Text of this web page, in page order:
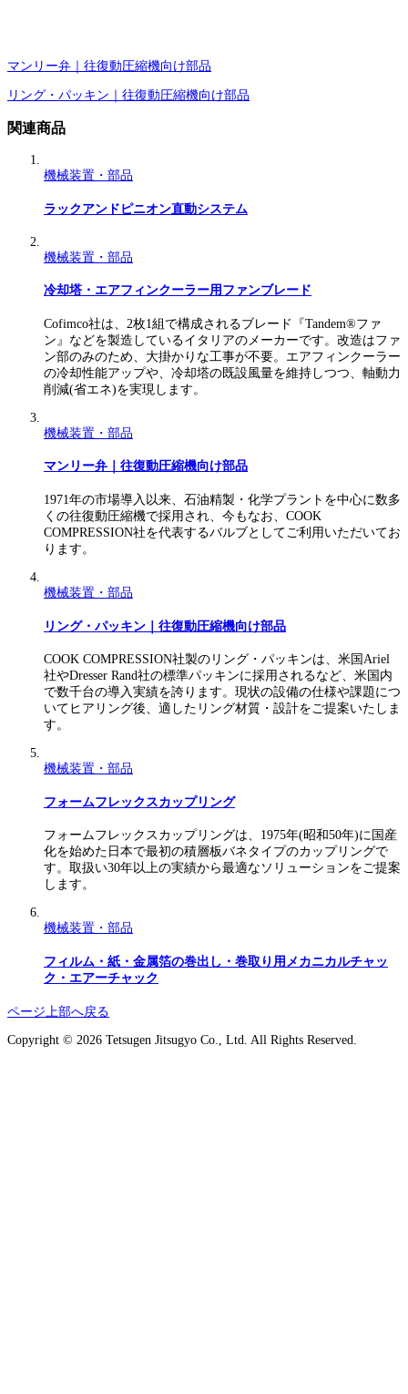
マンリー弁｜往復動圧縮機向け部品
リング・パッキン｜往復動圧縮機向け部品
関連商品
機械装置・部品
ラックアンドピニオン直動システム
機械装置・部品
冷却塔・エアフィンクーラー用ファンブレード
Cofimco社は、2枚1組で構成されるブレード『Tandem®ファ
ン』などを製造しているイタリアのメーカーです。改造はファ
ン部のみのため、大掛かりな工事が不要。エアフィンクーラー
の冷却性能アップや、冷却塔の既設風量を維持しつつ、軸動力
削減(省エネ)を実現します。
機械装置・部品
マンリー弁｜往復動圧縮機向け部品
1971年の市場導入以来、石油精製・化学プラントを中心に数多
くの往復動圧縮機で採用され、今もなお、COOK
COMPRESSION社を代表するバルブとしてご利用いただいてお
ります。
機械装置・部品
リング・パッキン｜往復動圧縮機向け部品
COOK COMPRESSION社製のリング・パッキンは、米国Ariel
社やDresser Rand社の標準パッキンに採用されるなど、米国内
で数千台の導入実績を誇ります。現状の設備の仕様や課題につ
いてヒアリング後、適したリング材質・設計をご提案いたしま
す。
機械装置・部品
フォームフレックスカップリング
フォームフレックスカップリングは、1975年(昭和50年)に国産
化を始めた日本で最初の積層板バネタイプのカップリングで
す。取扱い30年以上の実績から最適なソリューションをご提案
します。
機械装置・部品
フィルム・紙・金属箔の巻出し・巻取り用メカニカルチャッ
ク・エアーチャック
ページ上部へ戻る
Copyright © 2026 Tetsugen Jitsugyo Co., Ltd. All Rights Reserved.